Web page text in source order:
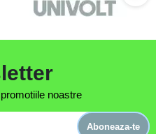
noastre
Aboneaza-te